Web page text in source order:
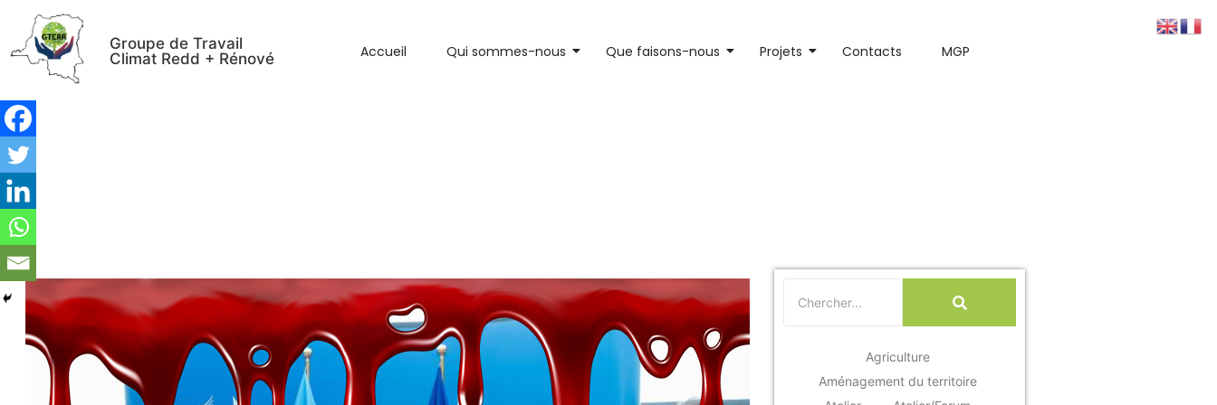
Groupe de Travail
Climat Redd + Rénové
Accueil Qui sommes-nous Que faisons-nous Projets Contacts MGP
environnementale de la République Démocratique du Congo réunies au sein
du Groupe de Travail Climat Redd Rénové (GTCR-R) aux chancelleries des 27
Agriculture
Aménagement du territoire